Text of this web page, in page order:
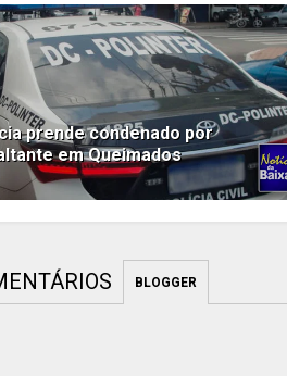
prende condenado por
em Queimados
BLOGGER